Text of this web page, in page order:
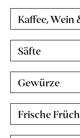
Kaffee, Wein
Säfte
Gewürze
Frische